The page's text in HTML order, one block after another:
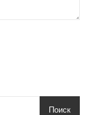
Поиск